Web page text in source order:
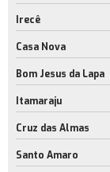
Irecê
Casa Nova
Bom Jesus da Lapa
Itamaraju
Cruz das Almas
Santo Amaro